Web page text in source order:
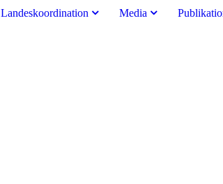
Landeskoordination Media